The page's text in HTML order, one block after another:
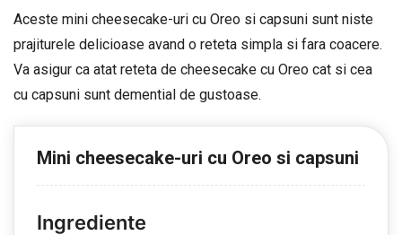
Aceste mini cheesecake-uri cu Oreo si capsuni sunt niste
prajiturele delicioase avand o reteta simpla si fara coacere.
Va asigur ca atat reteta de cheesecake cu Oreo cat si cea
cu capsuni sunt demential de gustoase.
Mini cheesecake-uri cu Oreo si capsuni
Ingrediente